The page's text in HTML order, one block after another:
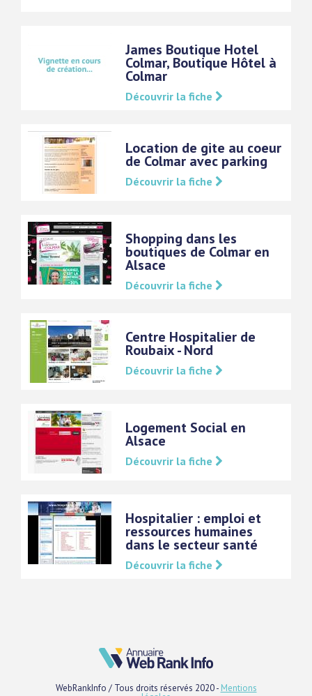
James Boutique Hotel
Colmar, Boutique Hôtel à
Colmar
Découvrir la fiche
Location de gite au coeur
de Colmar avec parking
Découvrir la fiche
Shopping dans les
boutiques de Colmar en
Alsace
Découvrir la fiche
Centre Hospitalier de
Roubaix - Nord
Découvrir la fiche
Logement Social en
Alsace
Découvrir la fiche
Hospitalier : emploi et
ressources humaines
dans le secteur santé
Découvrir la fiche
WebRankInfo / Tous droits réservés 2020 - Mentions